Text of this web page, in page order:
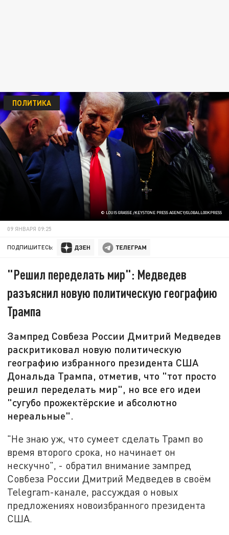
© LOUIS GRASSE /KEYSTONE PRESS AGENCY/GLOBALLOOKPRESS
ПОЛИТИКА
09 ЯНВАРЯ 09:25
ПОДПИШИТЕСЬ:
"Решил переделать мир": Медведев
разъяснил новую политическую географию
Трампа
Зампред Совбеза России Дмитрий Медведев
раскритиковал новую политическую
географию избранного президента США
Дональда Трампа, отметив, что "тот просто
решил переделать мир", но все его идеи
"сугубо прожектёрские и абсолютно
нереальные".
"Не знаю уж, что сумеет сделать Трамп во
время второго срока, но начинает он
нескучно", - обратил внимание зампред
Совбеза России Дмитрий Медведев в своём
Telegram-канале, рассуждая о новых
предложениях новоизбранного президента
США.